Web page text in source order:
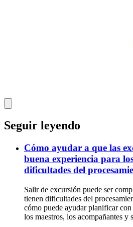
Seguir leyendo
Cómo ayudar a que las
buena experiencia para
dificultades del
Salir de excursión puede ser
tienen dificultades del
cómo puede ayudar planificar
los maestros, los acompañantes y